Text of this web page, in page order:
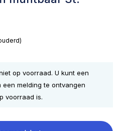
op voorraad. U kunt een
melding te ontvangen
voorraad is.